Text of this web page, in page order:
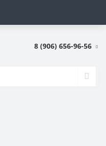
8 (906) 656-96-56